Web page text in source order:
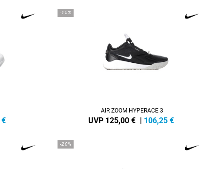
€
-15%
AIR ZOOM HYPERACE 3
UVP 125,00 € | 106,25 €
-20%